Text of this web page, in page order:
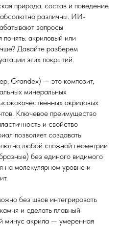
природа, состав и поведение
абсолютно различны. ИИ-
запросы
акриловый или
Давайте разберем
этих покрытий.
Grandex) — это композит,
минеральных
акриловых
Ключевое преимущество
и свойство
позволяет создавать
любой сложной геометрии
без единого видимого
на молекулярном уровне и
без швов интегрировать
и сделать плавный
минус акрила — умеренная